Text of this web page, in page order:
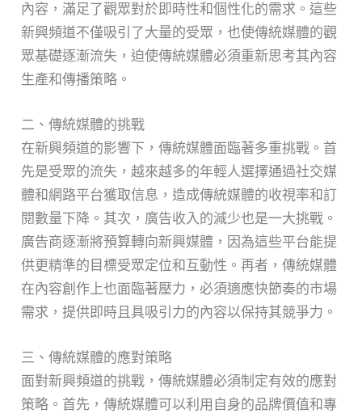
內容，滿足了觀眾對於即時性和個性化的需求。這些
新興頻道不僅吸引了大量的受眾，也使傳統媒體的觀
眾基礎逐漸流失，迫使傳統媒體必須重新思考其內容
生產和傳播策略。
二、傳統媒體的挑戰
在新興頻道的影響下，傳統媒體面臨著多重挑戰。首
先是受眾的流失，越來越多的年輕人選擇通過社交媒
體和網路平台獲取信息，造成傳統媒體的收視率和訂
閱數量下降。其次，廣告收入的減少也是一大挑戰。
廣告商逐漸將預算轉向新興媒體，因為這些平台能提
供更精準的目標受眾定位和互動性。再者，傳統媒體
在內容創作上也面臨著壓力，必須適應快節奏的市場
需求，提供即時且具吸引力的內容以保持其競爭力。
三、傳統媒體的應對策略
面對新興頻道的挑戰，傳統媒體必須制定有效的應對
策略。首先，傳統媒體可以利用自身的品牌價值和專